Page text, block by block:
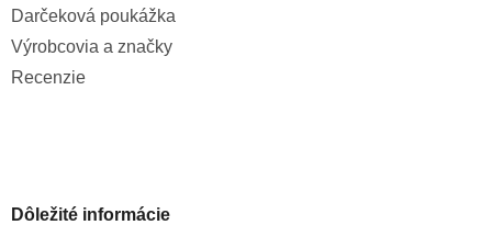
Darčeková poukážka
Výrobcovia a značky
Recenzie
Dôležité informácie